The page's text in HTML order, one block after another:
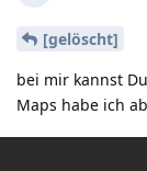
[gelöscht]
bei mir kannst
Maps habe ich